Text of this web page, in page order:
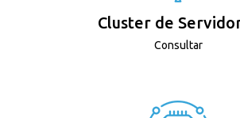
Cluster de
Consultar